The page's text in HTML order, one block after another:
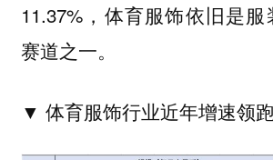
11.37%，体育服饰依旧是
赛道之一。
▼ 体育服饰行业近年增速领